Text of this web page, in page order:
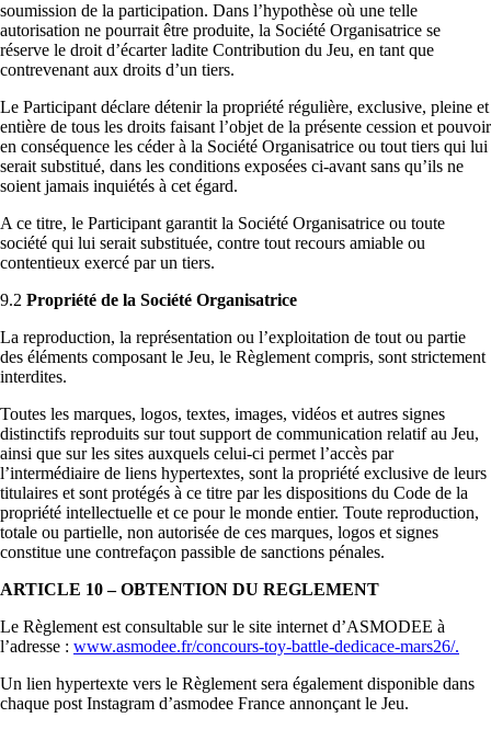
soumission de la participation. Dans l’hypothèse où une telle
autorisation ne pourrait être produite, la Société Organisatrice se
réserve le droit d’écarter ladite Contribution du Jeu, en tant que
contrevenant aux droits d’un tiers.
Le Participant déclare détenir la propriété régulière, exclusive, pleine et
entière de tous les droits faisant l’objet de la présente cession et pouvoir
en conséquence les céder à la Société Organisatrice ou tout tiers qui lui
serait substitué, dans les conditions exposées ci-avant sans qu’ils ne
soient jamais inquiétés à cet égard.
A ce titre, le Participant garantit la Société Organisatrice ou toute
société qui lui serait substituée, contre tout recours amiable ou
contentieux exercé par un tiers.
9.2 Propriété de la Société Organisatrice
La reproduction, la représentation ou l’exploitation de tout ou partie
des éléments composant le Jeu, le Règlement compris, sont strictement
interdites.
Toutes les marques, logos, textes, images, vidéos et autres signes
distinctifs reproduits sur tout support de communication relatif au Jeu,
ainsi que sur les sites auxquels celui-ci permet l’accès par
l’intermédiaire de liens hypertextes, sont la propriété exclusive de leurs
titulaires et sont protégés à ce titre par les dispositions du Code de la
propriété intellectuelle et ce pour le monde entier. Toute reproduction,
totale ou partielle, non autorisée de ces marques, logos et signes
constitue une contrefaçon passible de sanctions pénales.
ARTICLE 10 – OBTENTION DU REGLEMENT
Le Règlement est consultable sur le site internet d’ASMODEE à
l’adresse : www.asmodee.fr/concours-toy-battle-dedicace-mars26/.
Un lien hypertexte vers le Règlement sera également disponible dans
chaque post Instagram d’asmodee France annonçant le Jeu.